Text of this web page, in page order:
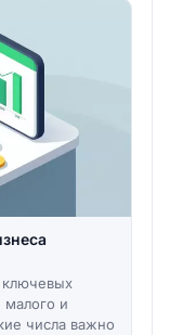
ключевых
малого и
числа важно